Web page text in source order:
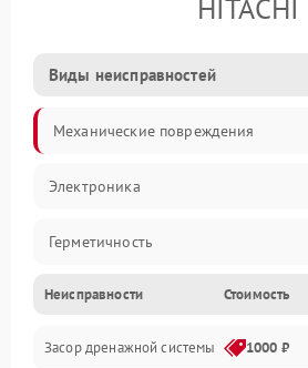
HITACHI
Виды неисправностей
Механические повреждения
Электроника
Герметичность
Механика
Управление
Неисправности Стоимость
Засор дренажной системы 1000 ₽